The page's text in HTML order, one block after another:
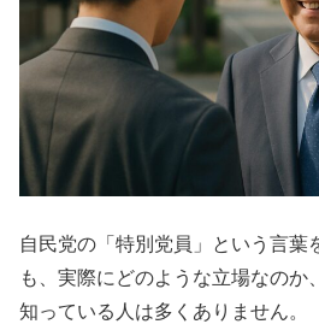
自民党の「特別党員」という言葉
も、実際にどのような立場なのか
知っている人は多くありません。